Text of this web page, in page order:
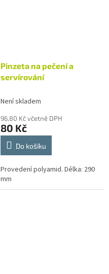
Pinzeta na pečení a
servírování
Není skladem
96,80 Kč včetně DPH
80 Kč
Do košíku
Provedení polyamid. Délka: 290
mm